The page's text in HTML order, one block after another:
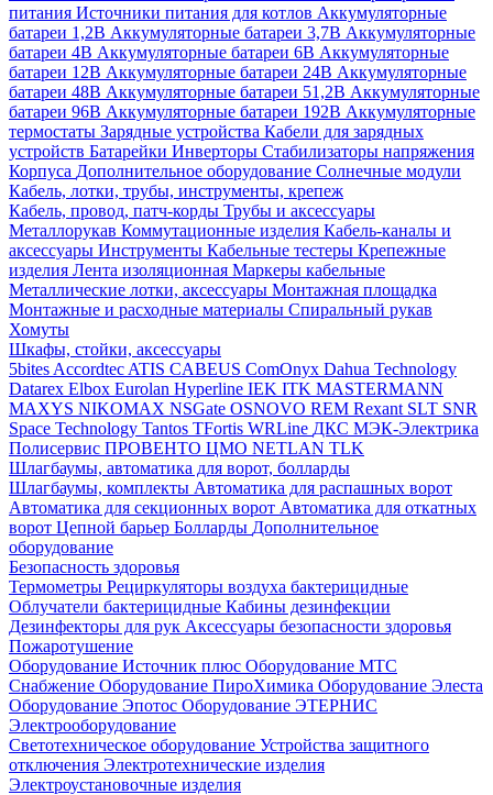
питания Источники питания для котлов Аккумуляторные
батареи 1,2В Аккумуляторные батареи 3,7В Аккумуляторные
батареи 4В Аккумуляторные батареи 6В Аккумуляторные
батареи 12В Аккумуляторные батареи 24В Аккумуляторные
батареи 48В Аккумуляторные батареи 51,2В Аккумуляторные
батареи 96В Аккумуляторные батареи 192В Аккумуляторные
термостаты Зарядные устройства Кабели для зарядных
устройств Батарейки Инверторы Стабилизаторы напряжения
Корпуса Дополнительное оборудование Солнечные модули
Кабель, лотки, трубы, инструменты, крепеж
Кабель, провод, патч-корды Трубы и аксессуары
Металлорукав Коммутационные изделия Кабель-каналы и
аксессуары Инструменты Кабельные тестеры Крепежные
изделия Лента изоляционная Маркеры кабельные
Металлические лотки, аксессуары Монтажная площадка
Монтажные и расходные материалы Спиральный рукав
Хомуты
Шкафы, стойки, аксессуары
5bites Accordtec ATIS CABEUS ComOnyx Dahua Technology
Datarex Elbox Eurolan Hyperline IEK ITK MASTERMANN
MAXYS NIKOMAX NSGate OSNOVO REM Rexant SLT SNR
Space Technology Tantos TFortis WRLine ДКС МЭК-Электрика
Полисервис ПРОВЕНТО ЦМО NETLAN TLK
Шлагбаумы, автоматика для ворот, болларды
Шлагбаумы, комплекты Автоматика для распашных ворот
Автоматика для секционных ворот Автоматика для откатных
ворот Цепной барьер Болларды Дополнительное
оборудование
Безопасность здоровья
Термометры Рециркуляторы воздуха бактерицидные
Облучатели бактерицидные Кабины дезинфекции
Дезинфекторы для рук Аксессуары безопасности здоровья
Пожаротушение
Оборудование Источник плюс Оборудование МТС
Снабжение Оборудование ПироХимика Оборудование Элеста
Оборудование Эпотос Оборудование ЭТЕРНИС
Электрооборудование
Светотехническое оборудование Устройства защитного
отключения Электротехнические изделия
Электроустановочные изделия